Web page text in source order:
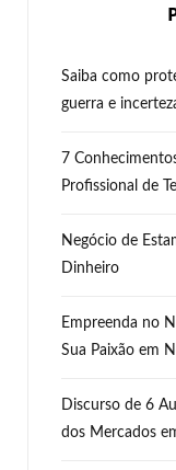
Saiba como
guerra e
7
Profissional de
Negócio de
Dinheiro
Empreenda no
Sua Paixão em
Discurso de 6
dos Mercados